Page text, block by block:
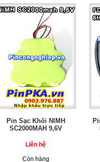
Pin Sạc Khối NIMH
SC2000MAH 9,6V
Liên hệ
Còn hàng